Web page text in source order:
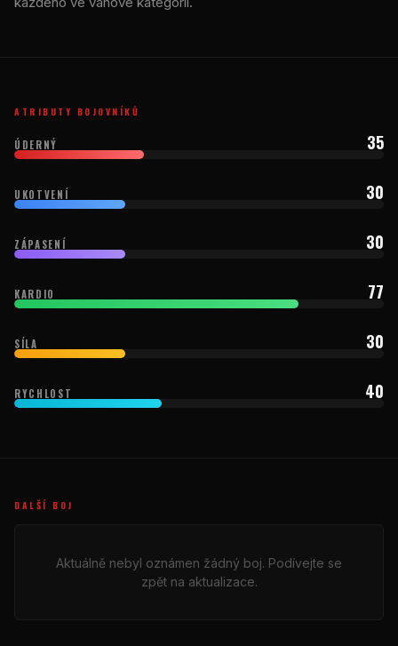
ATRIBUTY BOJOVNÍKŮ
ÚDERNÝ 35
UKOTVENÍ 30
ZÁPASENÍ 30
KARDIO 77
SÍLA 30
RYCHLOST 40
DALŠÍ BOJ
Aktuálně nebyl oznámen žádný boj. Podívejte se
zpět na aktualizace.